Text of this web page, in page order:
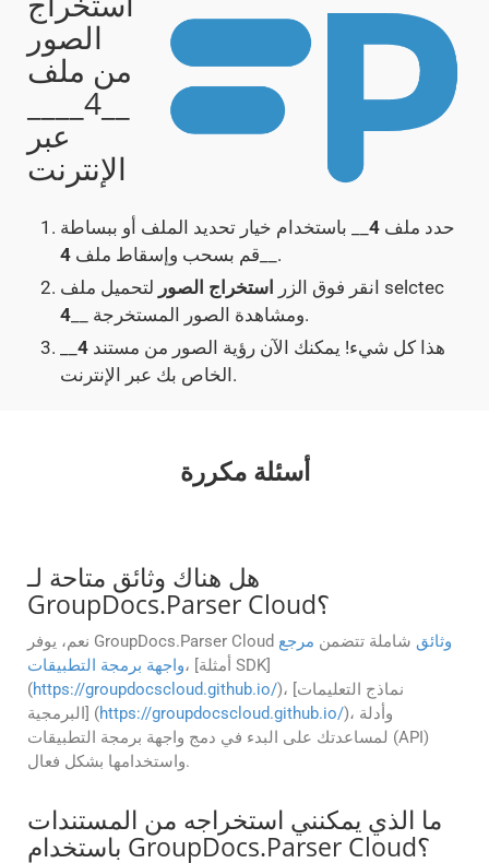
الصور
من ملف
عبر
الإنترنت
حدد ملف 4 __ باستخدام خيار تحديد الملف أو ببساطة
قم بسحب وإسقاط ملف 4
__.
انقر فوق الزر
استخراج الصور
لتحميل ملف selctec
4
__ ومشاهدة الصور المستخرجة.
هذا كل شيء! يمكنك الآن رؤية الصور من مستند 4
الخاص بك عبر الإنترنت.
أسئلة مكررة
هل هناك وثائق متاحة لـ
GroupDocs.Parser Cloud؟
نعم، يوفر GroupDocs.Parser Cloud وثائق شاملة تتضمن مرجع
واجهة برمجة التطبيقات، [أمثلة SDK]
(https://groupdocscloud.github.io/)، [نماذج التعليمات
البرمجية] (https://groupdocscloud.github.io/)، وأدلة
لمساعدتك على البدء في دمج واجهة برمجة التطبيقات (API)
واستخدامها بشكل فعال.
ما الذي يمكنني استخراجه من المستندات
باستخدام GroupDocs.Parser Cloud؟